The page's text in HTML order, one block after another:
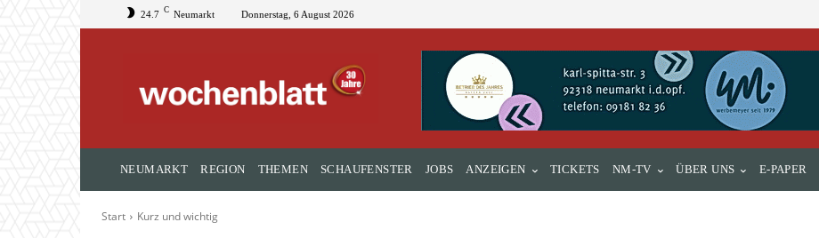
24.7 C Neumarkt Donnerstag, 6 August 2026
NEUMARKT REGION THEMEN SCHAUFENSTER JOBS ANZEIGEN TICKETS NM-TV ÜBER UNS E-PAPER
Start Kurz und wichtig